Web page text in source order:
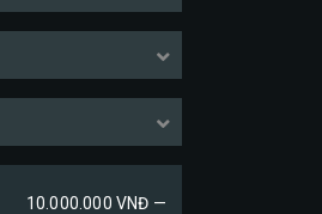
10.000.000 VNĐ —